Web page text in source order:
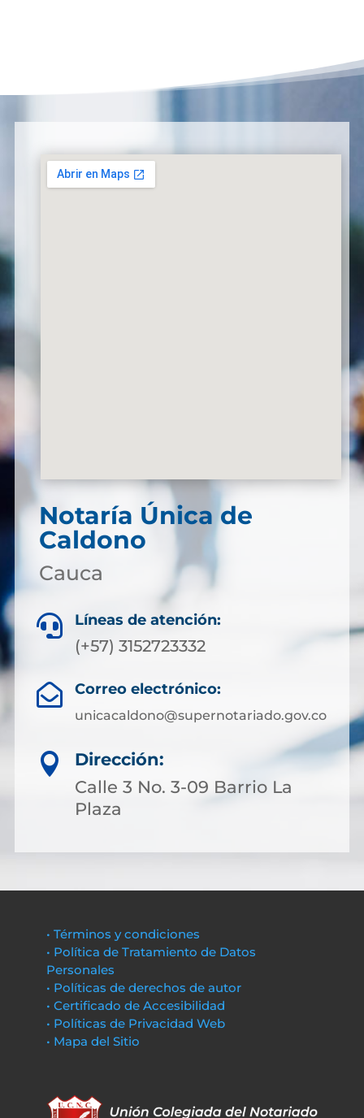
Notaría Única de
Caldono
Cauca
 Líneas de atención:
(+57) 3152723332
 Correo electrónico:
unicacaldono@supernotariado.gov.co

Dirección:
Calle 3 No. 3-09 Barrio La
Plaza
• Términos y condiciones
• Política de Tratamiento de Datos
Personales
• Políticas de derechos de autor
• Certificado de Accesibilidad
• Políticas de Privacidad Web
• Mapa del Sitio